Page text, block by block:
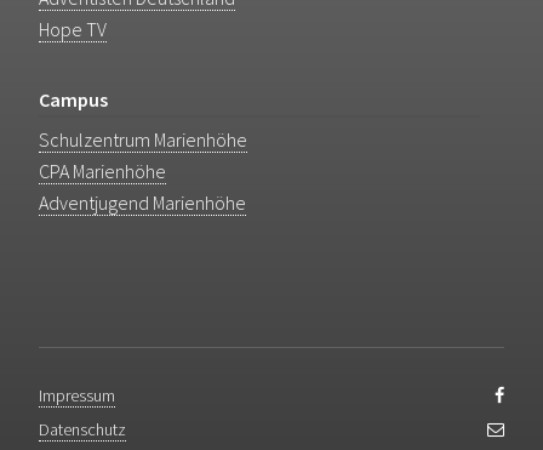
Hope TV
Campus
Schulzentrum Marienhöhe
CPA Marienhöhe
Adventjugend Marienhöhe
Impressum
Datenschutz